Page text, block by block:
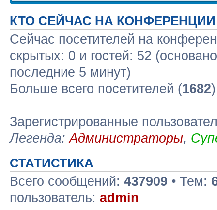
КТО СЕЙЧАС НА КОНФЕРЕНЦИИ
Сейчас посетителей на
скрытых: 0 и гостей: 52
последние 5 минут)
Больше всего посетителей (1682
Зарегистрированные
Легенда:Администраторы,
СТАТИСТИКА
Всего сообщений: 437909 • Тем:
пользователь: admin